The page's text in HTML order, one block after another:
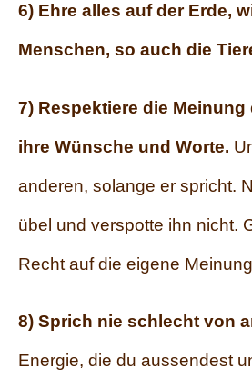
6) Ehre alles auf der Erde,
Menschen, so auch die
7) Respektiere die Meinung
ihre Wünsche und Worte.
anderen, solange er spricht.
übel und verspotte ihn nicht.
Recht auf die eigene
8) Sprich nie schlecht von
Energie, die du aussendest